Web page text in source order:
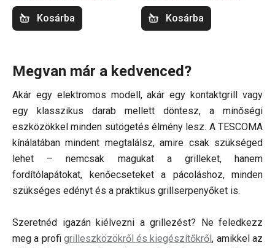
Kosárba Kosárba
Megvan már a kedvenced?
Akár egy elektromos modell, akár egy kontaktgrill vagy
egy klasszikus darab mellett döntesz, a minőségi
eszközökkel minden sütögetés élmény lesz. A TESCOMA
kínálatában mindent megtalálsz, amire csak szükséged
lehet – nemcsak magukat a grilleket, hanem
fordítólapátokat, kenőecseteket a pácoláshoz, minden
szükséges edényt és a praktikus grillserpenyőket is.
Szeretnéd igazán kiélvezni a grillezést? Ne feledkezz
meg a profi grilleszközökről és kiegészítőkről, amikkel az